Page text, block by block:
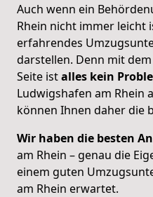
Auch wenn ein
Rhein nicht immer leicht
erfahrendes
darstellen. Denn mit
Seite istalles kein
Ludwigshafen am Rhein
können Ihnen daher die
Wir haben die besten
am Rhein – genau die
einem guten
am Rhein erwartet.